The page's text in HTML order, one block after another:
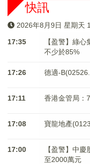
快訊
2026年8月9日 星期天
17:35
【盈警】綠
不少於85%
17:26 德適-
17:11 香港金管局：
17:08 寶龍地產
17:00
【盈警】中
至2000萬元